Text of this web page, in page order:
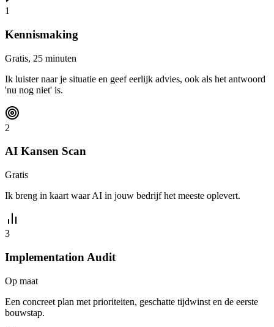
1
Kennismaking
Gratis, 25 minuten
Ik luister naar je situatie en geef eerlijk advies, ook als het antwoord
'nu nog niet' is.
2
AI Kansen Scan
Gratis
Ik breng in kaart waar AI in jouw bedrijf het meeste oplevert.
3
Implementation Audit
Op maat
Een concreet plan met prioriteiten, geschatte tijdwinst en de eerste
bouwstap.